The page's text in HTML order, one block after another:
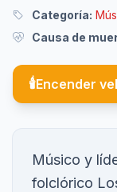
Categoría:
Causa de
🕯️Encender
Músico y
folclórico